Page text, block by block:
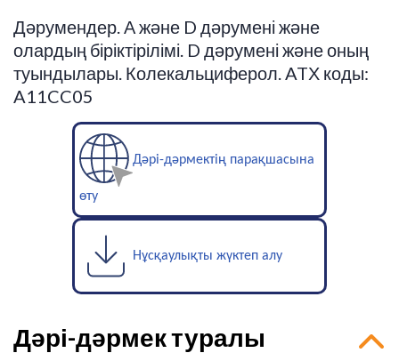
Дәрумендер. А және D дәрумені және
олардың біріктірілімі. D дәрумені және оның
туындылары. Колекальциферол. ATХ коды:
A11CC05
Дәрі-дәрмектің парақшасына
өту
Нұсқаулықты жүктеп алу
Дәрі-дәрмек туралы